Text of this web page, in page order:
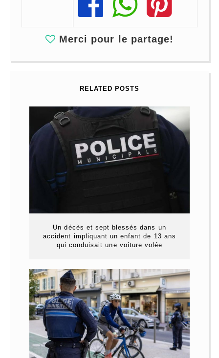
Merci pour le partage!
RELATED POSTS
Un décès et sept blessés dans un
accident impliquant un enfant de 13 ans
qui conduisait une voiture volée